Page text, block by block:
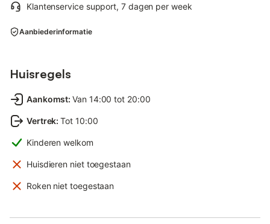
Klantenservice support, 7 dagen per week
Aanbiederinformatie
Huisregels
Aankomst: Van 14:00 tot 20:00
Vertrek: Tot 10:00
Kinderen welkom
Huisdieren niet toegestaan
Roken niet toegestaan